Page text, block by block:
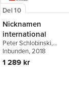
Del 10
Nicknamen
international
Peter Schlobinski,
Torsten Siever
Inbunden, 2018
1 289 kr